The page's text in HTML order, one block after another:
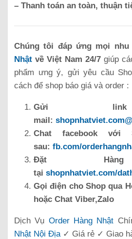
– Thanh toán an toàn, thuận
Chúng tôi đáp ứng mọi nhu
Nhật về Việt Nam 24/7 giúp
phẩm ưng ý, gửi yêu cầu
cách để shop báo giá và order :
Gửi
mail:
Chat facebook với
sau: fb.com/
Đặt
tại shopnhatviet.com/
Gọi điện cho Shop qua
hoặc Chat Viber,Zalo
Dịch Vụ Order Hàng Nhật
Nhật Nội Địa✓ Giá rẻ ✓ Giao